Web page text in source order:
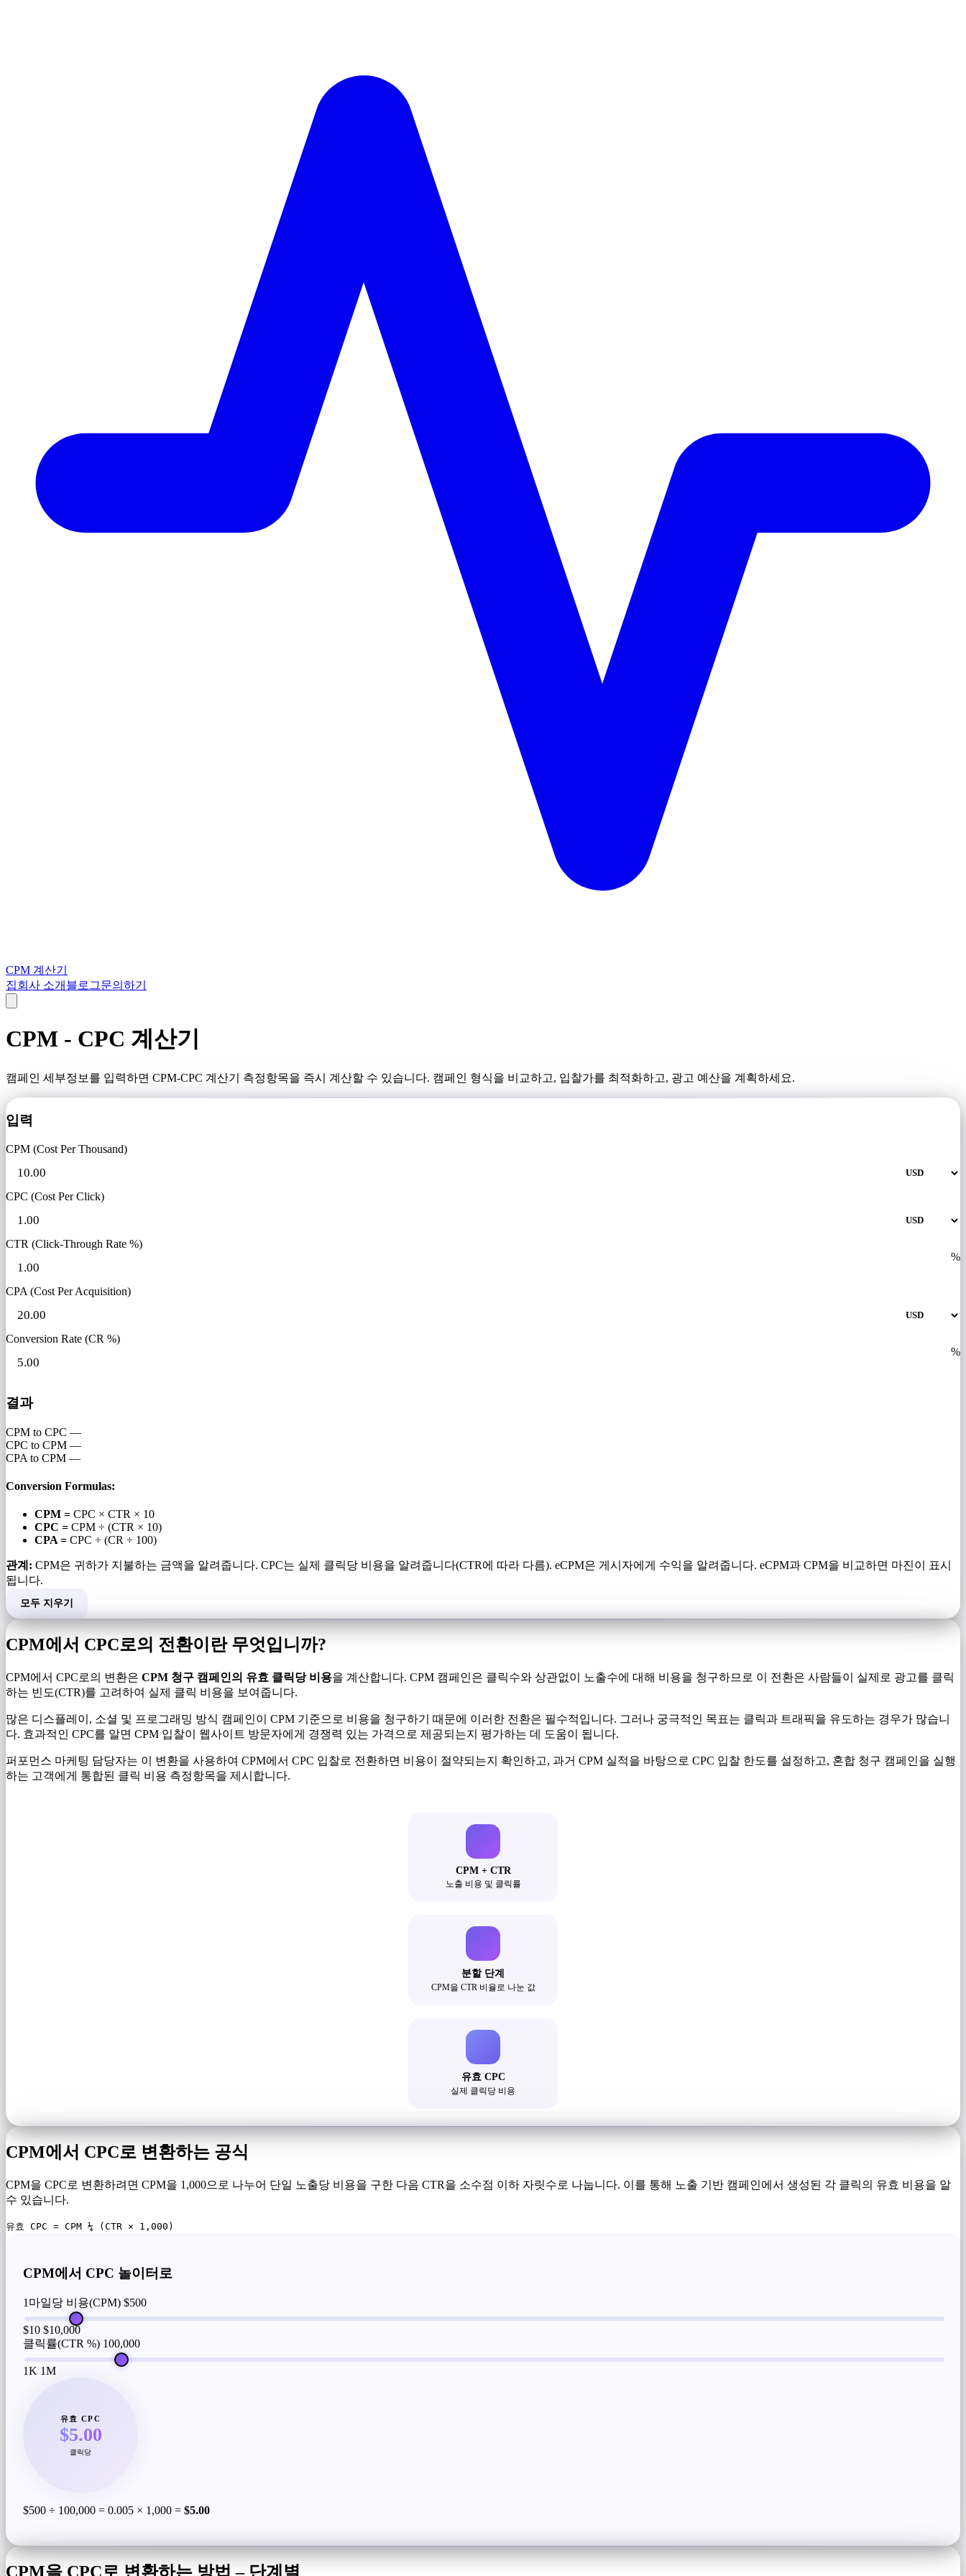
CPM 계산기
집회사 소개 블로그문의하기
CPM - CPC 계산기
캠페인 세부정보를 입력하면 CPM-CPC 계산기 측정항목을 즉시 계산할 수 있습니다. 캠페인 형식을 비교하고, 입찰가를 최적화하고, 광고 예산을 계획하세요.
입력
CPM (Cost Per Thousand)
CPC (Cost Per Click)
CTR (Click-Through Rate %)
%
CPA (Cost Per Acquisition)
Conversion Rate (CR %)
%
결과
CPM to CPC —
CPC to CPM —
CPA to CPM —
Conversion Formulas:
CPM = CPC × CTR × 10
CPC = CPM ÷ (CTR × 10)
CPA = CPC ÷ (CR ÷ 100)
관계: CPM은 귀하가 지불하는 금액을 알려줍니다. CPC는 실제 클릭당 비용을 알려줍니다(CTR에 따라 다름). eCPM은 게시자에게 수익을 알려줍니다. eCPM과 CPM을 비교하면 마진이 표시
됩니다.
모두 지우기
CPM에서 CPC로의 전환이란 무엇입니까?
CPM에서 CPC로의 변환은 CPM 청구 캠페인의 유효 클릭당 비용을 계산합니다. CPM 캠페인은 클릭수와 상관없이 노출수에 대해 비용을 청구하므로 이 전환은 사람들이 실제로 광고를 클릭
하는 빈도(CTR)를 고려하여 실제 클릭 비용을 보여줍니다.
많은 디스플레이, 소셜 및 프로그래밍 방식 캠페인이 CPM 기준으로 비용을 청구하기 때문에 이러한 전환은 필수적입니다. 그러나 궁극적인 목표는 클릭과 트래픽을 유도하는 경우가 많습니
다. 효과적인 CPC를 알면 CPM 입찰이 웹사이트 방문자에게 경쟁력 있는 가격으로 제공되는지 평가하는 데 도움이 됩니다.
퍼포먼스 마케팅 담당자는 이 변환을 사용하여 CPM에서 CPC 입찰로 전환하면 비용이 절약되는지 확인하고, 과거 CPM 실적을 바탕으로 CPC 입찰 한도를 설정하고, 혼합 청구 캠페인을 실행
하는 고객에게 통합된 클릭 비용 측정항목을 제시합니다.
CPM + CTR
노출 비용 및 클릭률
분할 단계
CPM을 CTR 비율로 나눈 값
유효 CPC
실제 클릭당 비용
CPM에서 CPC로 변환하는 공식
CPM을 CPC로 변환하려면 CPM을 1,000으로 나누어 단일 노출당 비용을 구한 다음 CTR을 소수점 이하 자릿수로 나눕니다. 이를 통해 노출 기반 캠페인에서 생성된 각 클릭의 유효 비용을 알
수 있습니다.
유효 CPC = CPM ¼ (CTR × 1,000)
CPM에서 CPC 놀이터로
1마일당 비용(CPM) $500
$10 $10,000
클릭률(CTR %) 100,000
1K 1M
유효 CPC
$5.00
클릭당
$500 ÷ 100,000 = 0.005 × 1,000 = $5.00
CPM을 CPC로 변환하는 방법 – 단계별